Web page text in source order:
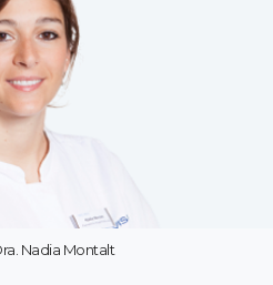
Nadia Montalt